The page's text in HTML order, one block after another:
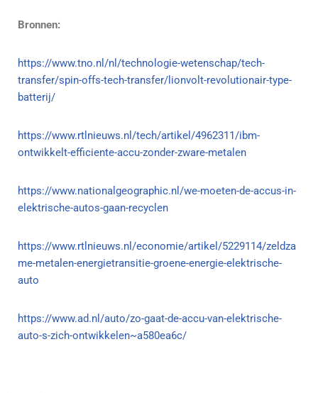
Bronnen:
https://www.tno.nl/nl/technologie-wetenschap/tech-
transfer/spin-offs-tech-transfer/lionvolt-revolutionair-type-
batterij/
https://www.rtlnieuws.nl/tech/artikel/4962311/ibm-
ontwikkelt-efficiente-accu-zonder-zware-metalen
https://www.nationalgeographic.nl/we-moeten-de-accus-in-
elektrische-autos-gaan-recyclen
https://www.rtlnieuws.nl/economie/artikel/5229114/zeldza
me-metalen-energietransitie-groene-energie-elektrische-
auto
https://www.ad.nl/auto/zo-gaat-de-accu-van-elektrische-
auto-s-zich-ontwikkelen~a580ea6c/